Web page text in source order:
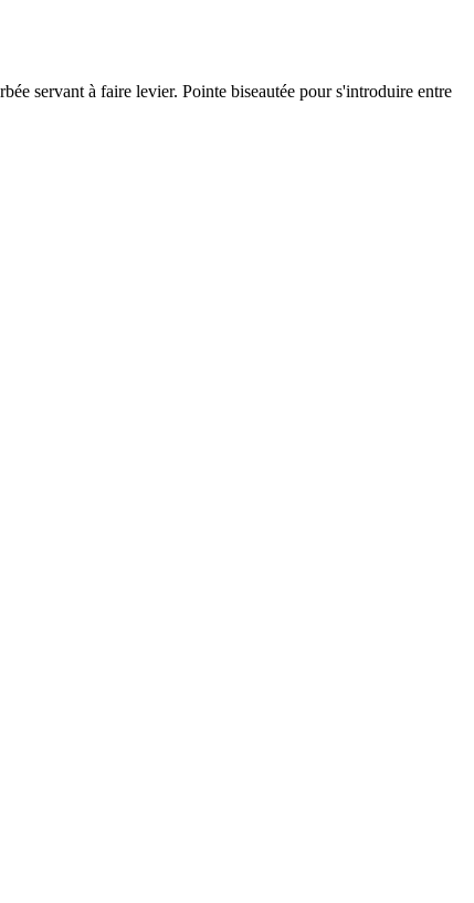
servant à faire levier. Pointe biseautée pour s'introduire entre